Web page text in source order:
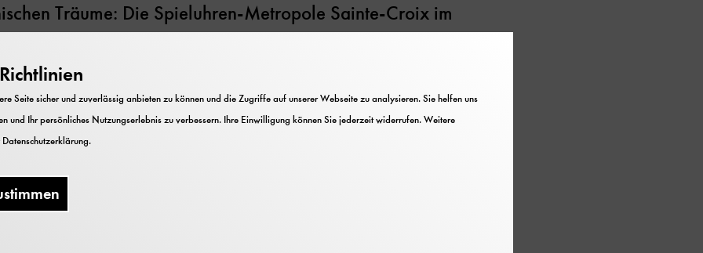
Träume: Die Spieluhren-Metropole Sainte-Croix im
Heft 4 (1998)
Museums
und C.H.Beck
Seite sicher und zuverlässig anbieten zu können und die Zugriffe auf unserer Webseite zu analysieren. Sie helfen uns
und Ihr persönliches Nutzungserlebnis zu verbessern. Ihre Einwilligung können Sie jederzeit widerrufen. Weitere
Datenschutzerklärung.